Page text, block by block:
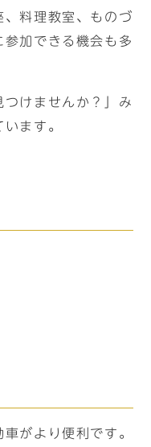
料理教室、ものづ
参加できる機会も多
つけませんか？」み
ます。
がより便利です。